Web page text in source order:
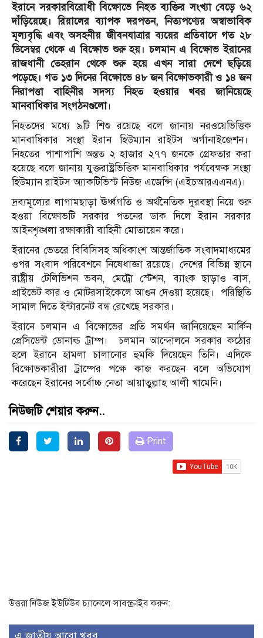
ইরানে সরকারবিরোধী বিক্ষোভে নিহত ব্যক্তির সংখ্যা বেড়ে ৬২
দাঁড়িয়েছে। রিয়ালের ব্যাপক দরপতন, নিত্যপণ্যের অস্বাভাবিক
মূল্যবৃদ্ধি এবং অসহনীয় জীবনযাত্রার ব্যয়ের প্রতিবাদে গত ২৮
ডিসেম্বর থেকে এ বিক্ষোভ শুরু হয়। চলমান এ বিক্ষোভ ইরানের
রাজধানী তেহরান থেকে শুরু হয়ে এখন সারা দেশে ছড়িয়ে
পড়েছে। গত ১৩ দিনের বিক্ষোভে ৪৮ জন বিক্ষোভকারী ও ১৪ জন
নিরাপত্তা বাহিনীর সদস্য নিহত হওয়ার খবর জানিয়েছে
মানবাধিকার সংগঠনগুলো।
নিহতদের মধ্যে ৯টি শিশু রয়েছে বলে জানায় নরওয়েভিত্তিক
মানবাধিকার সংস্থা ইরান হিউম্যান রাইটস অর্গানাইজেশন।
নিহতের পাশাপাশি অন্তত ২ হাজার ২৭৭ জনকে গ্রেফতার করা
হয়েছে বলে জানায় যুক্তরাষ্ট্রভিত্তিক মানবাধিকার পর্যবেক্ষক সংস্থা
হিউম্যান রাইটস অ্যাকটিভিস্ট নিউজ এজেন্সি (এইচআরএএনএ)।
দ্রব্যমূল্যের লাগামছাড়া ঊর্ধ্বগতি ও অর্থনৈতিক দুরবস্থা নিয়ে শুরু
হওয়া বিক্ষোভটি সরকার পতনের ডাক দিলে ইরান সরকার
আইনশৃঙ্খলা রক্ষাকারী বাহিনী মোতায়েন করে।
ইরানের ভেতরে বিবিসিসহ অধিকাংশ আন্তর্জাতিক সংবাদমাধ্যমের
ওপর সংবাদ পরিবেশনে নিষেধাজ্ঞা রয়েছে। দেশের বিভিন্ন স্থানে
রাষ্ট্রীয় টেলিভিশন ভবন, মেট্রো স্টেশন, ব্যাংক ছাড়াও বাস,
প্রাইভেট কার ও মোটরসাইকেলে আগুন দেওয়া হয়েছে। পরিস্থিতি
সামাল দিতে ইন্টারনেট বন্ধ রেখেছে সরকার।
ইরানে চলমান এ বিক্ষোভের প্রতি সমর্থন জানিয়েছেন মার্কিন
প্রেসিডেন্ট ডোনাল্ড ট্রাম্প। চলমান আন্দোলনে সরকার কঠোর
হলে ইরানে হামলা চালানোর হুমকি দিয়েছেন তিনি। এদিকে
বিক্ষোভকারীরা ট্রাম্পের পক্ষে কাজ করছেন বলে অভিযোগ
করেছেন ইরানের সর্বোচ্চ নেতা আয়াতুল্লাহ আলী খামেনি।
নিউজটি শেয়ার করুন..
Print
উত্তরা নিউজ ইউটিউব চ্যানেলে সাবস্ক্রাইব করুন: